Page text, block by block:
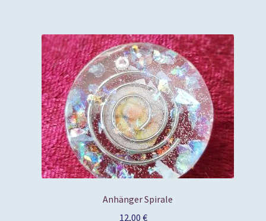
Anhänger Spirale
12,00 €